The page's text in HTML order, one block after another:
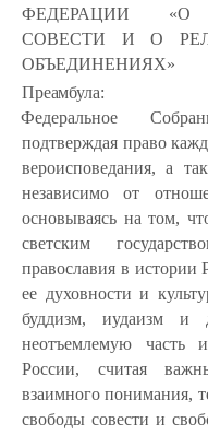
ФЕДЕРАЦИИ
«О
СОВЕСТИ
И О
ОБЪЕДИНЕНИЯХ»
Преамбула:
Федеральное
подтверждая право
вероисповедания, а
независимо от
основываясь на том,
светским
православия в истории
ее духовности и
буддизм, иудаизм и
неотъемлемую часть
России, считая
взаимного понимания,
свободы совести и